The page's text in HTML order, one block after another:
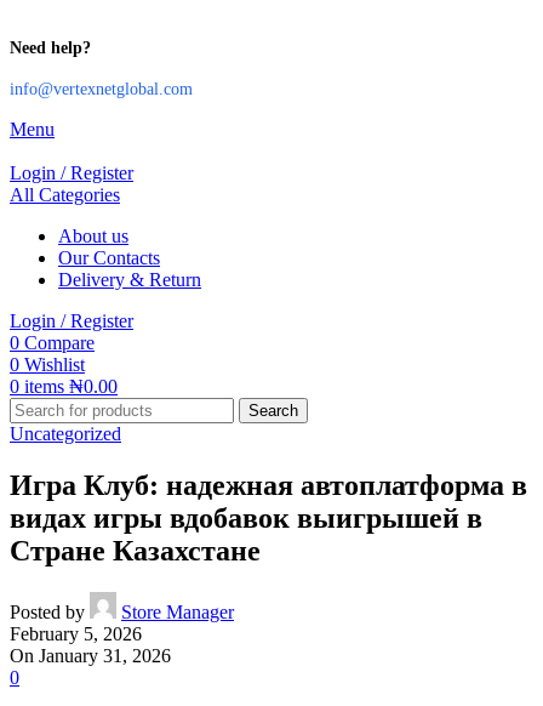
Need help?
info@vertexnetglobal.com
Menu
Login / Register
All Categories
About us
Our Contacts
Delivery & Return
Login / Register
0 Compare
0 Wishlist
0 items ₦0.00
Search
Uncategorized
Игра Клуб: надежная автоплатформа в
видах игры вдобавок выигрышей в
Стране Казахстане
Posted by
Store Manager
February 5, 2026
On January 31, 2026
0